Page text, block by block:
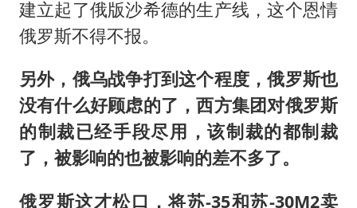
建立起了俄版沙希德的生产线，这个恩情
俄罗斯不得不报。
另外，俄乌战争打到这个程度，俄罗斯也
没有什么好顾虑的了，西方集团对俄罗斯
的制裁已经手段尽用，该制裁的都制裁
了，被影响的也被影响的差不多了。
俄罗斯这才松口，将苏-35和苏-30M2卖